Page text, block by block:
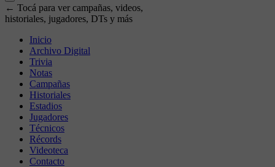
← Tocá para ver campañas, videos,
historiales, jugadores, DTs y más
Inicio
Archivo Digital
Trivia
Notas
Campañas
Historiales
Estadios
Jugadores
Técnicos
Récords
Videoteca
Contacto